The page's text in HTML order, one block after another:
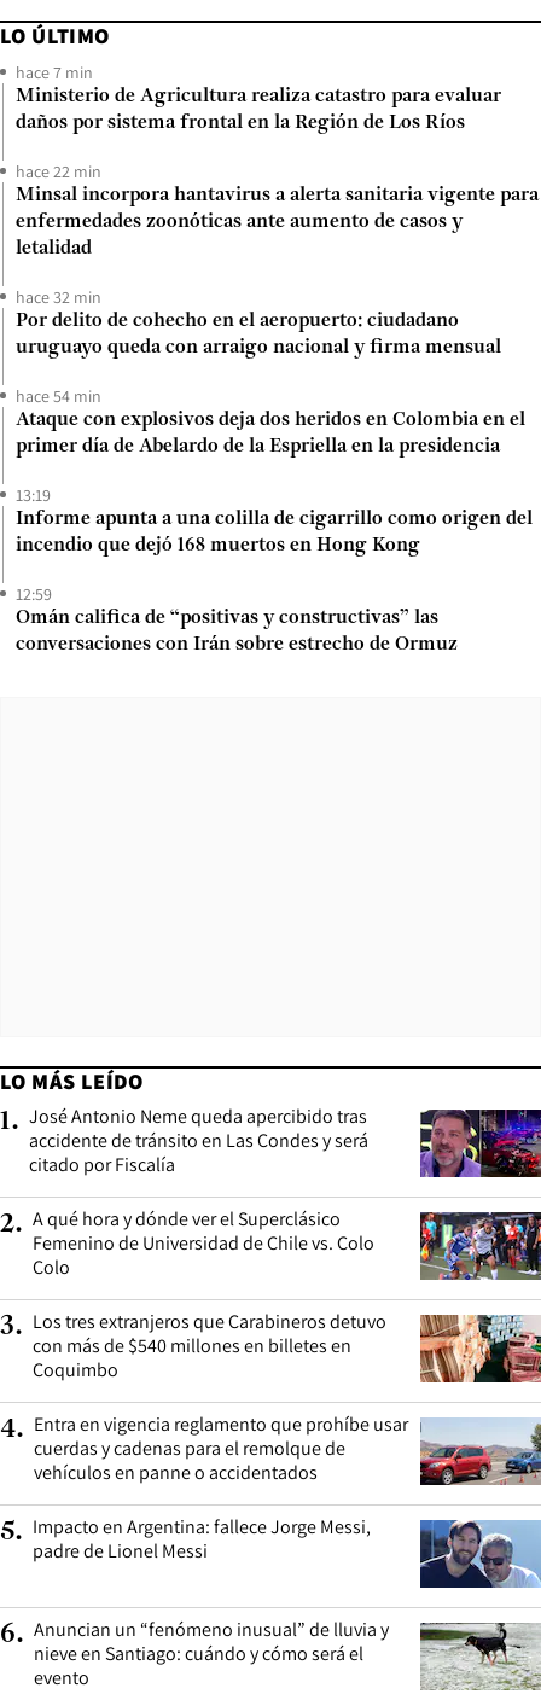
LO ÚLTIMO
hace 7 min
Ministerio de Agricultura realiza catastro para evaluar
daños por sistema frontal en la Región de Los Ríos
hace 22 min
Minsal incorpora hantavirus a alerta sanitaria vigente para
enfermedades zoonóticas ante aumento de casos y
letalidad
hace 32 min
Por delito de cohecho en el aeropuerto: ciudadano
uruguayo queda con arraigo nacional y firma mensual
hace 54 min
Ataque con explosivos deja dos heridos en Colombia en el
primer día de Abelardo de la Espriella en la presidencia
13:19
Informe apunta a una colilla de cigarrillo como origen del
incendio que dejó 168 muertos en Hong Kong
12:59
Omán califica de “positivas y constructivas” las
conversaciones con Irán sobre estrecho de Ormuz
LO MÁS LEÍDO
1. José Antonio Neme queda apercibido tras
accidente de tránsito en Las Condes y será
citado por Fiscalía
2. A qué hora y dónde ver el Superclásico
Femenino de Universidad de Chile vs. Colo
Colo
3. Los tres extranjeros que Carabineros detuvo
con más de $540 millones en billetes en
Coquimbo
4. Entra en vigencia reglamento que prohíbe usar
cuerdas y cadenas para el remolque de
vehículos en panne o accidentados
5. Impacto en Argentina: fallece Jorge Messi,
padre de Lionel Messi
6. Anuncian un “fenómeno inusual” de lluvia y
nieve en Santiago: cuándo y cómo será el
evento